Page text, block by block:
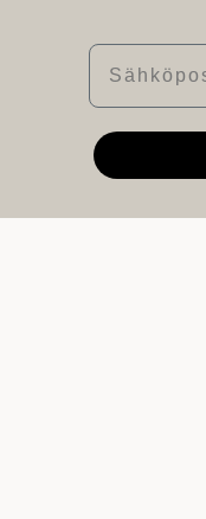
Sähköposti